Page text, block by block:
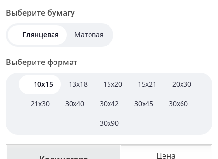
Выберите бумагу
Глянцевая Матовая
Выберите формат
10x15 13x18 15x20 15x21 20x30
21x30 30x40 30x42 30x45 30x60
30x90
Цена